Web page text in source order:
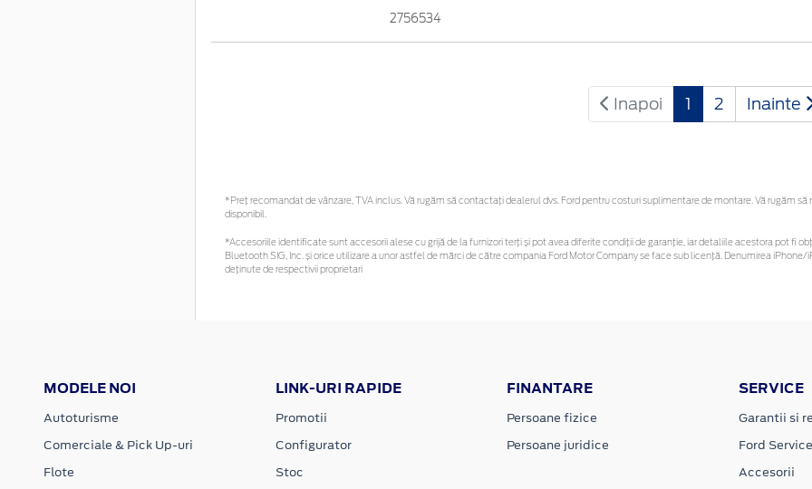
2756534
Inapoi 1 2 Inainte
*Preţ recomandat de vânzare, TVA inclus. Vă rugăm să contactaţi dealerul dvs. Ford pentru costuri suplimentare de montare. Vă rugăm
disponibil.
*Accesoriile identificate sunt accesorii alese cu grijă de la furnizori terți și pot avea diferite condiții de garanție, iar detaliile acestora pot fi
Bluetooth SIG, Inc. și orice utilizare a unor astfel de mărci de către compania Ford Motor Company se face sub licență. Denumirea
deținute de respectivii proprietari
MODELE NOI
Autoturisme
Comerciale & Pick Up-uri
Flote
LINK-URI RAPIDE
Promotii
Configurator
Stoc
FINANTARE
Persoane fizice
Persoane juridice
SERVICE
Garantii si
Ford
Accesorii